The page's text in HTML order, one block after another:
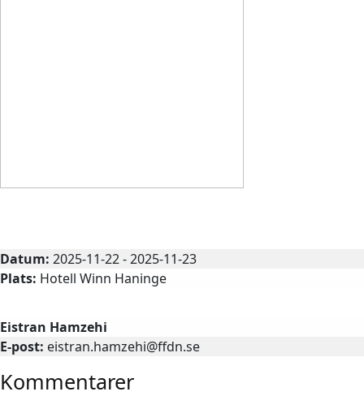
Datum: 2025-11-22 - 2025-11-23
Plats: Hotell Winn Haninge
Eistran Hamzehi
E-post: eistran.hamzehi@ffdn.se
Kommentarer